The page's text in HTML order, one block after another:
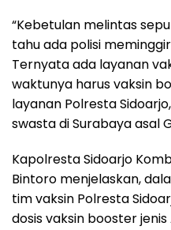
“Kebetulan melintas
tahu ada polisi
Ternyata ada layanan
waktunya harus vaksin
layanan Polresta
swasta di Surabaya asal
Kapolresta Sidoarjo
Bintoro menjelaskan,
tim vaksin Polresta
dosis vaksin booster